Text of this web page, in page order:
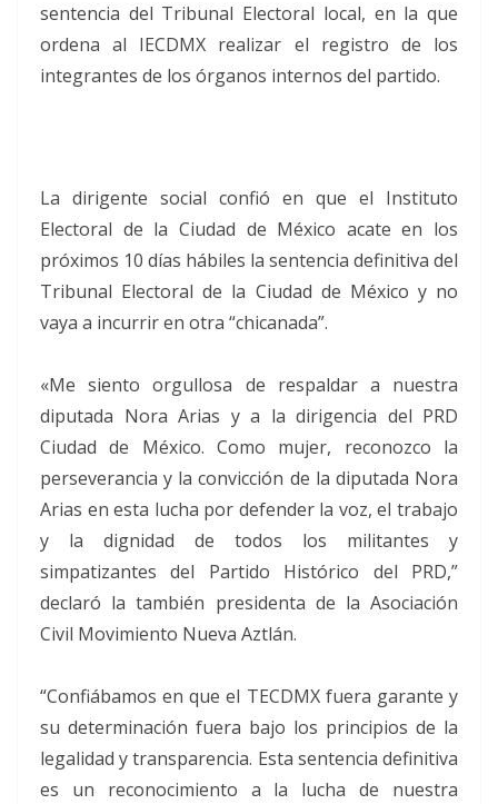
sentencia del Tribunal Electoral local, en la que
ordena al IECDMX realizar el registro de los
integrantes de los órganos internos del partido.
La dirigente social confió en que el Instituto
Electoral de la Ciudad de México acate en los
próximos 10 días hábiles la sentencia definitiva del
Tribunal Electoral de la Ciudad de México y no
vaya a incurrir en otra “chicanada”.
«Me siento orgullosa de respaldar a nuestra
diputada Nora Arias y a la dirigencia del PRD
Ciudad de México. Como mujer, reconozco la
perseverancia y la convicción de la diputada Nora
Arias en esta lucha por defender la voz, el trabajo
y la dignidad de todos los militantes y
simpatizantes del Partido Histórico del PRD,”
declaró la también presidenta de la Asociación
Civil Movimiento Nueva Aztlán.
“Confiábamos en que el TECDMX fuera garante y
su determinación fuera bajo los principios de la
legalidad y transparencia. Esta sentencia definitiva
es un reconocimiento a la lucha de nuestra